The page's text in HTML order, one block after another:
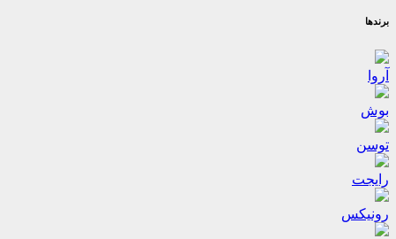
برندها
آروا
بوش
توسن
رایجت
رونیکس